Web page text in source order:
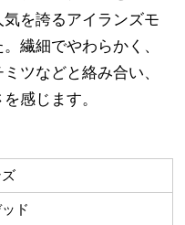
を誇るアイランズモ
繊細でやわらかく、
ツなどと絡み合い、
感じます。
ド